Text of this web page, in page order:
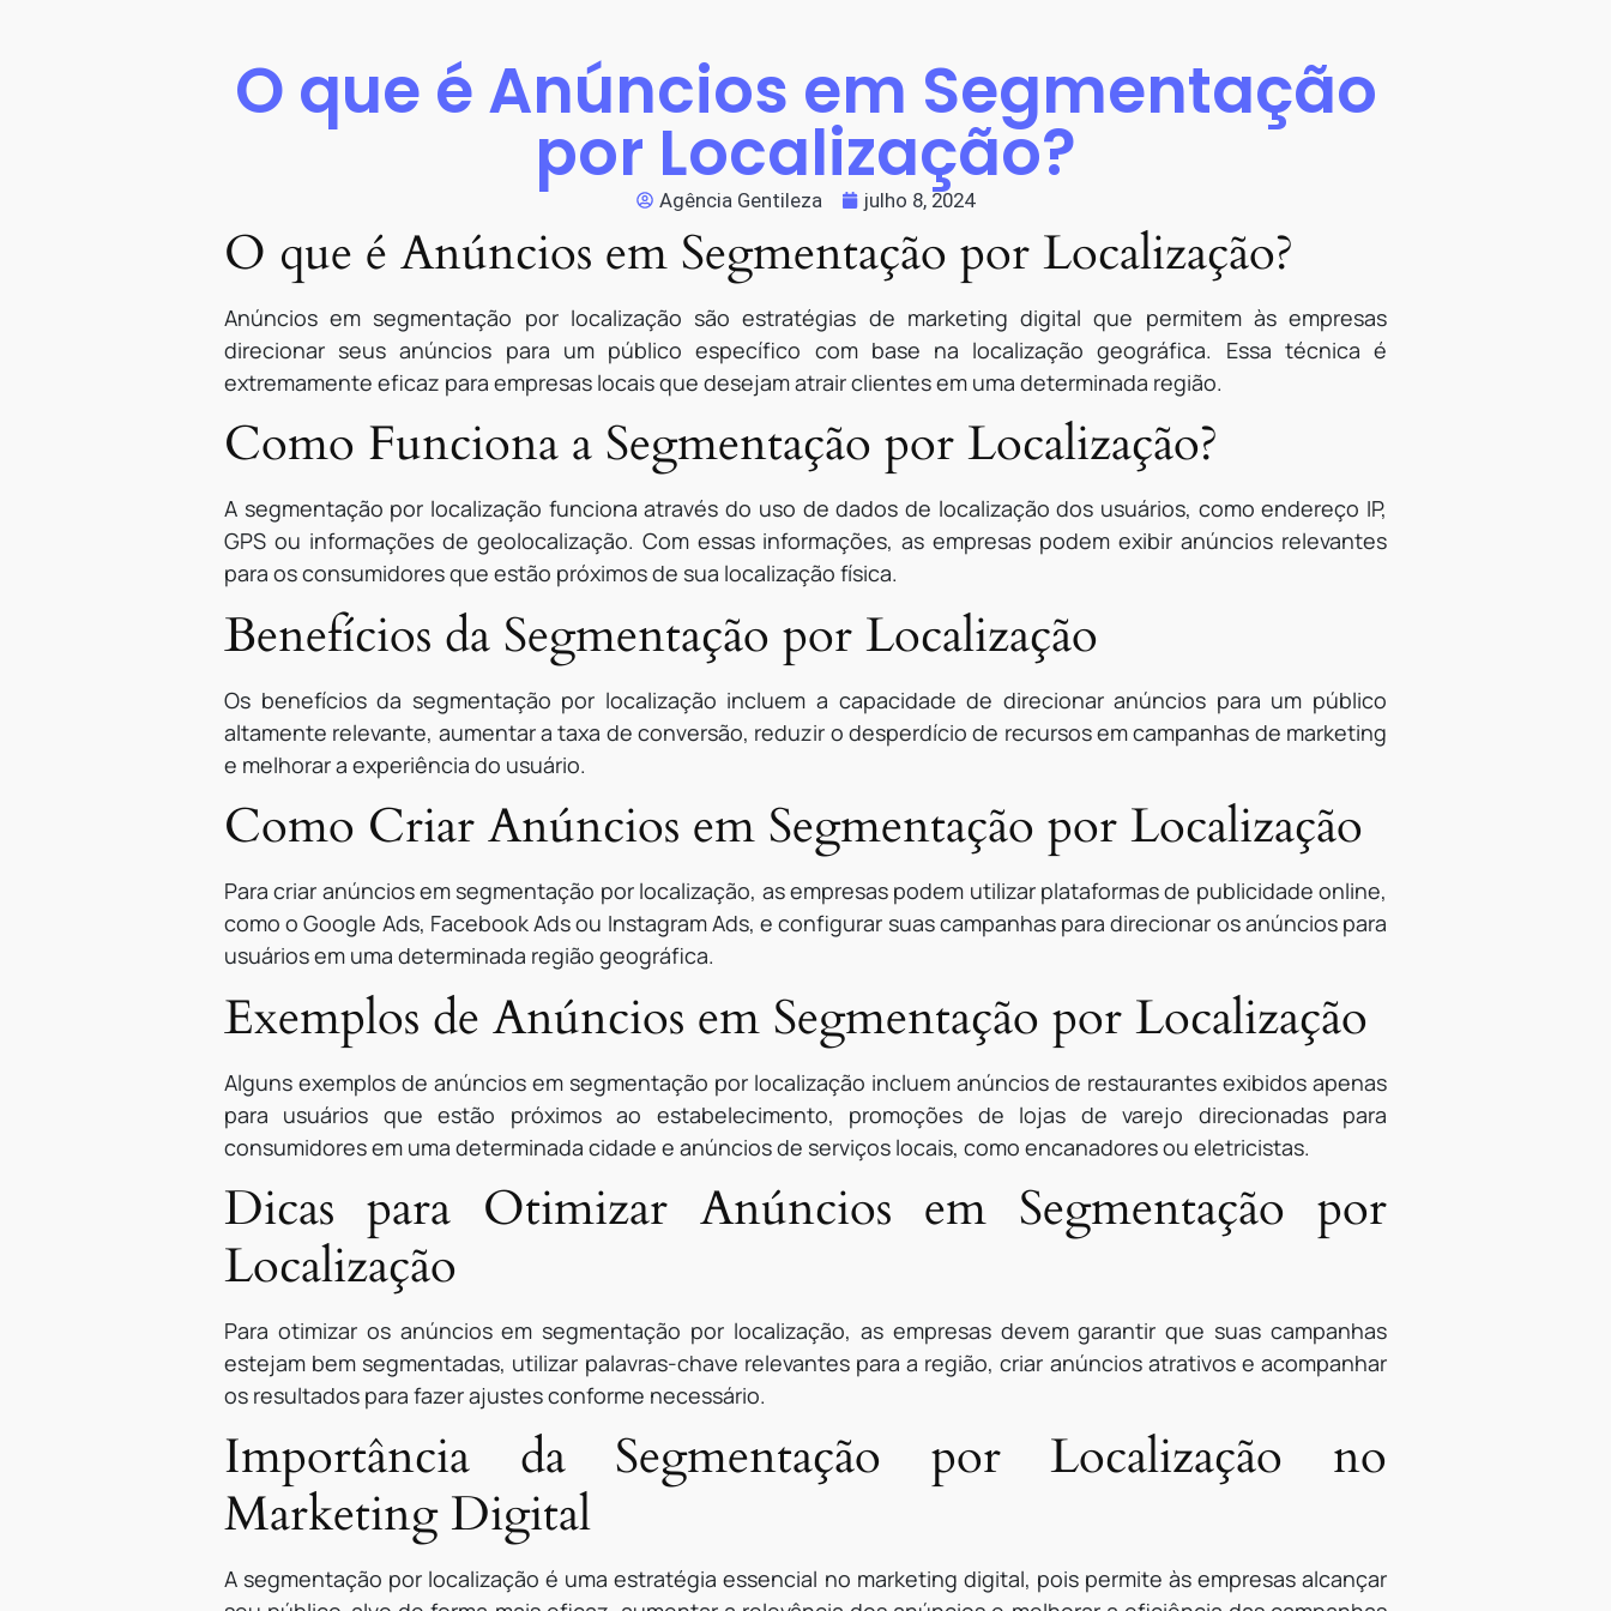
O que é Anúncios em Segmentação
por Localização?
Agência Gentileza julho 8, 2024
O que é Anúncios em Segmentação por Localização?
Anúncios em segmentação por localização são estratégias de marketing digital que permitem às empresas
direcionar seus anúncios para um público específico com base na localização geográfica. Essa técnica é
extremamente eficaz para empresas locais que desejam atrair clientes em uma determinada região.
Como Funciona a Segmentação por Localização?
A segmentação por localização funciona através do uso de dados de localização dos usuários, como endereço IP,
GPS ou informações de geolocalização. Com essas informações, as empresas podem exibir anúncios relevantes
para os consumidores que estão próximos de sua localização física.
Benefícios da Segmentação por Localização
Os benefícios da segmentação por localização incluem a capacidade de direcionar anúncios para um público
altamente relevante, aumentar a taxa de conversão, reduzir o desperdício de recursos em campanhas de marketing
e melhorar a experiência do usuário.
Como Criar Anúncios em Segmentação por Localização
Para criar anúncios em segmentação por localização, as empresas podem utilizar plataformas de publicidade online,
como o Google Ads, Facebook Ads ou Instagram Ads, e configurar suas campanhas para direcionar os anúncios para
usuários em uma determinada região geográfica.
Exemplos de Anúncios em Segmentação por Localização
Alguns exemplos de anúncios em segmentação por localização incluem anúncios de restaurantes exibidos apenas
para usuários que estão próximos ao estabelecimento, promoções de lojas de varejo direcionadas para
consumidores em uma determinada cidade e anúncios de serviços locais, como encanadores ou eletricistas.
Dicas para Otimizar Anúncios em Segmentação por
Localização
Para otimizar os anúncios em segmentação por localização, as empresas devem garantir que suas campanhas
estejam bem segmentadas, utilizar palavras-chave relevantes para a região, criar anúncios atrativos e acompanhar
os resultados para fazer ajustes conforme necessário.
Importância da Segmentação por Localização no
Marketing Digital
A segmentação por localização é uma estratégia essencial no marketing digital, pois permite às empresas alcançar